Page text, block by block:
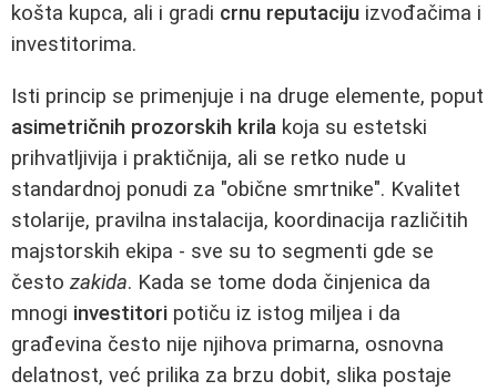
košta kupca, ali i gradi crnu reputaciju izvođačima i
investitorima.
Isti princip se primenjuje i na druge elemente, poput
asimetričnih prozorskih krila koja su estetski
prihvatljivija i praktičnija, ali se retko nude u
standardnoj ponudi za "obične smrtnike". Kvalitet
stolarije, pravilna instalacija, koordinacija različitih
majstorskih ekipa - sve su to segmenti gde se
često zakida. Kada se tome doda činjenica da
mnogi investitori potiču iz istog miljea i da
građevina često nije njihova primarna, osnovna
delatnost, već prilika za brzu dobit, slika postaje